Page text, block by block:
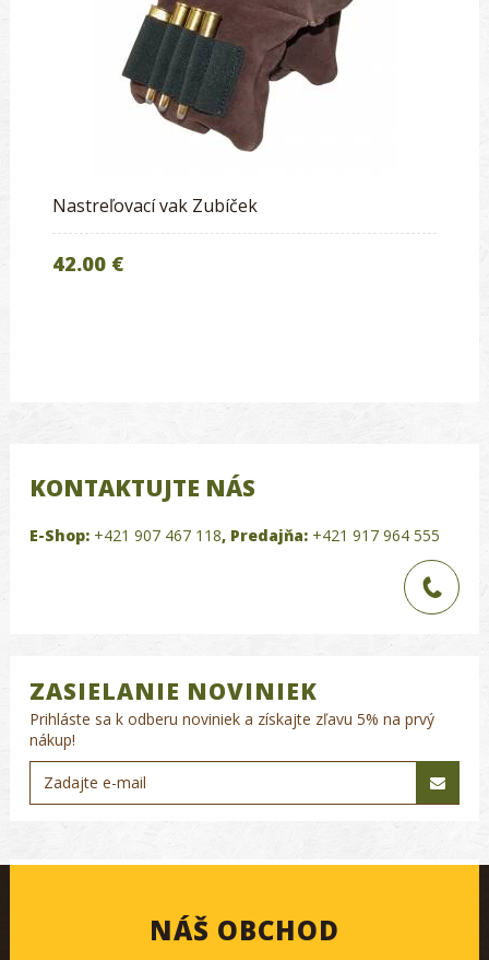
Nastreľovací vak Zubíček
42.00 €
KONTAKTUJTE NÁS
E-Shop: +421 907 467 118, Predajňa: +421 917 964 555
ZASIELANIE NOVINIEK
Prihláste sa k odberu noviniek a získajte zľavu 5% na prvý
nákup!
NÁŠ OBCHOD